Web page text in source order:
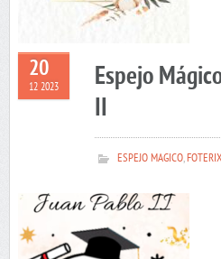
20
12 2023
Espejo
II
ESPEJO MAGICO,FOTERIX